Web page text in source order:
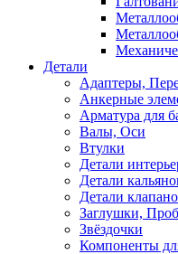
Детали
Адаптеры,
Анкерные
Арматура для
Валы, Оси
Втулки
Детали
Детали
Детали
Заглушки,
Звёздочки
Компоненты